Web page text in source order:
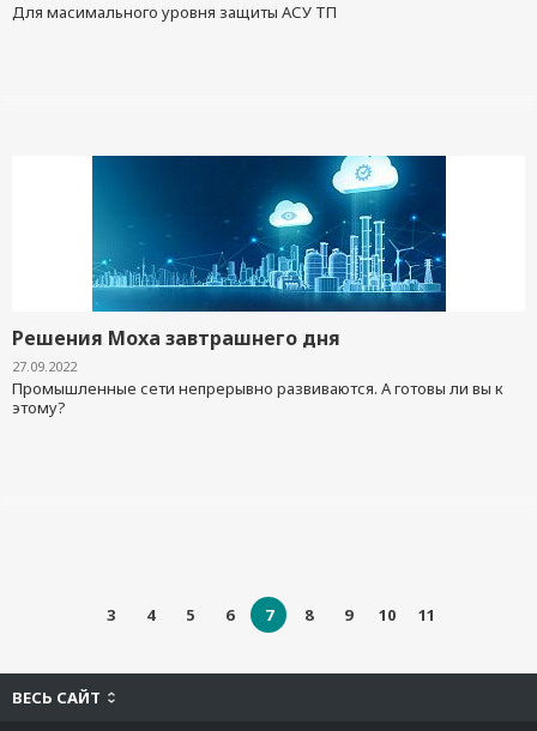
Для масимального уровня защиты АСУ ТП
Решения Moxa завтрашнего дня
27.09.2022
Промышленные сети непрерывно развиваются. А готовы ли вы к
этому?
3 4 5 6 7 8 9 10 11
ВЕСЬ САЙТ